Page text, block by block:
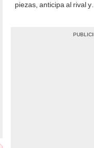
piezas, anticipa al rival y